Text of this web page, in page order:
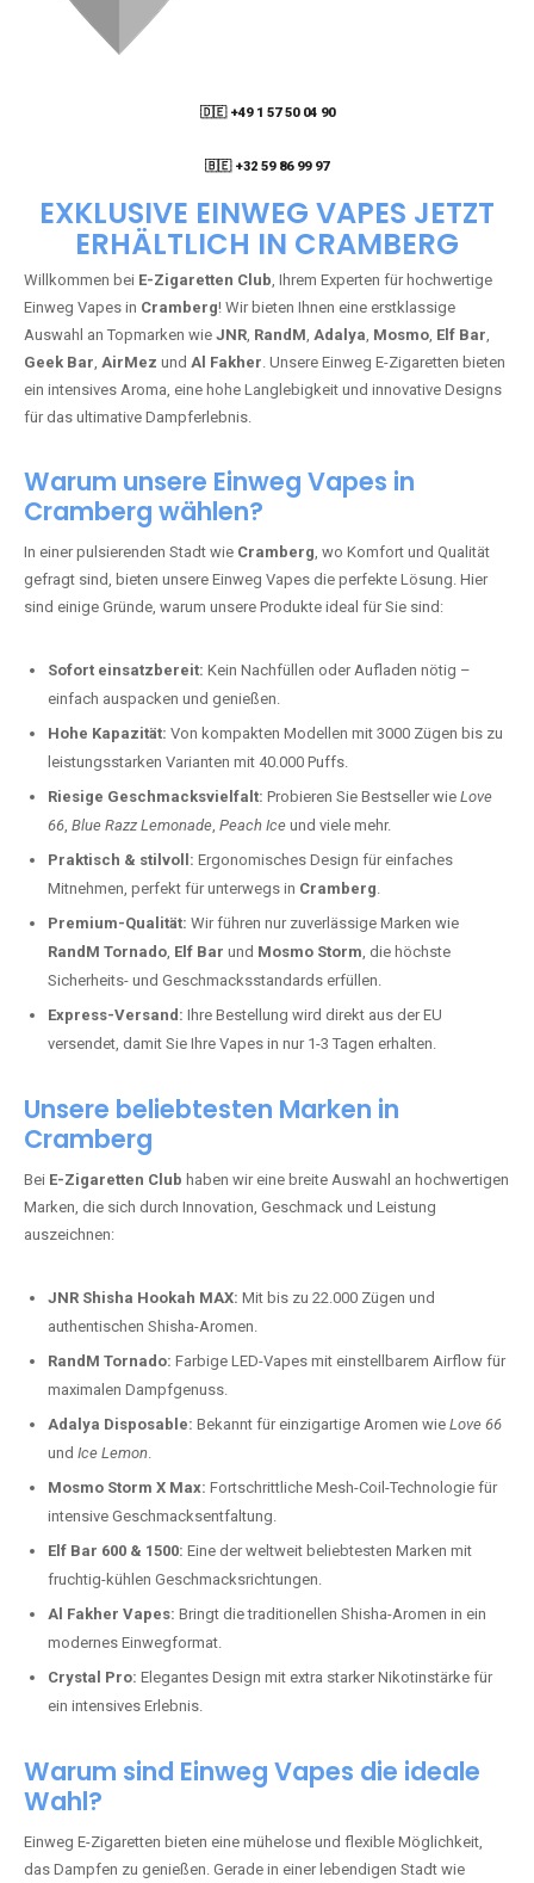
🇩🇪 +49 1 57 50 04 90
🇧🇪 +32 59 86 99 97
EXKLUSIVE EINWEG VAPES JETZT
ERHÄLTLICH IN CRAMBERG
Willkommen bei E-Zigaretten Club, Ihrem Experten für hochwertige
Einweg Vapes in Cramberg! Wir bieten Ihnen eine erstklassige
Auswahl an Topmarken wie JNR, RandM, Adalya, Mosmo, Elf Bar,
Geek Bar, AirMez und Al Fakher. Unsere Einweg E-Zigaretten bieten
ein intensives Aroma, eine hohe Langlebigkeit und innovative Designs
für das ultimative Dampferlebnis.
Warum unsere Einweg Vapes in
Cramberg wählen?
In einer pulsierenden Stadt wie Cramberg, wo Komfort und Qualität
gefragt sind, bieten unsere Einweg Vapes die perfekte Lösung. Hier
sind einige Gründe, warum unsere Produkte ideal für Sie sind:
Sofort einsatzbereit: Kein Nachfüllen oder Aufladen nötig –
einfach auspacken und genießen.
Hohe Kapazität: Von kompakten Modellen mit 3000 Zügen bis zu
leistungsstarken Varianten mit 40.000 Puffs.
Riesige Geschmacksvielfalt: Probieren Sie Bestseller wie Love
66, Blue Razz Lemonade, Peach Ice und viele mehr.
Praktisch & stilvoll: Ergonomisches Design für einfaches
Mitnehmen, perfekt für unterwegs in Cramberg.
Premium-Qualität: Wir führen nur zuverlässige Marken wie
RandM Tornado, Elf Bar und Mosmo Storm, die höchste
Sicherheits- und Geschmacksstandards erfüllen.
Express-Versand: Ihre Bestellung wird direkt aus der EU
versendet, damit Sie Ihre Vapes in nur 1-3 Tagen erhalten.
Unsere beliebtesten Marken in
Cramberg
Bei E-Zigaretten Club haben wir eine breite Auswahl an hochwertigen
Marken, die sich durch Innovation, Geschmack und Leistung
auszeichnen:
JNR Shisha Hookah MAX: Mit bis zu 22.000 Zügen und
authentischen Shisha-Aromen.
RandM Tornado: Farbige LED-Vapes mit einstellbarem Airflow für
maximalen Dampfgenuss.
Adalya Disposable: Bekannt für einzigartige Aromen wie Love 66
und Ice Lemon.
Mosmo Storm X Max: Fortschrittliche Mesh-Coil-Technologie für
intensive Geschmacksentfaltung.
Elf Bar 600 & 1500: Eine der weltweit beliebtesten Marken mit
fruchtig-kühlen Geschmacksrichtungen.
Al Fakher Vapes: Bringt die traditionellen Shisha-Aromen in ein
modernes Einwegformat.
Crystal Pro: Elegantes Design mit extra starker Nikotinstärke für
ein intensives Erlebnis.
Warum sind Einweg Vapes die ideale
Wahl?
Einweg E-Zigaretten bieten eine mühelose und flexible Möglichkeit,
das Dampfen zu genießen. Gerade in einer lebendigen Stadt wie